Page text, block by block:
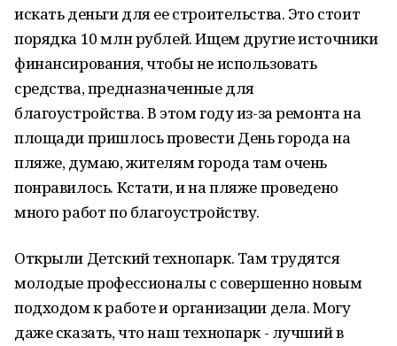
искать деньги для ее строительства. Это стоит
порядка 10 млн рублей. Ищем другие источники
финансирования, чтобы не использовать
средства, предназначенные для
благоустройства. В этом году из-за ремонта на
площади пришлось провести День города на
пляже, думаю, жителям города там очень
понравилось. Кстати, и на пляже проведено
много работ по благоустройству.
Открыли Детский технопарк. Там трудятся
молодые профессионалы с совершенно новым
подходом к работе и организации дела. Могу
даже сказать, что наш технопарк - лучший в